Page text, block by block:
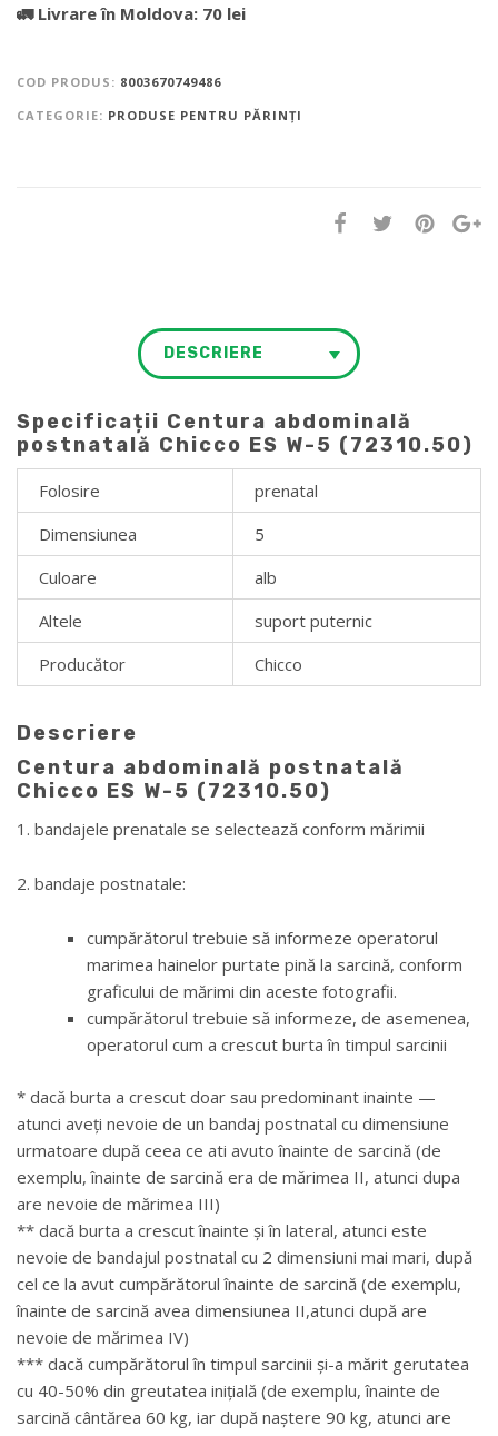
🚛 Livrare în Moldova: 70 lei
COD PRODUS: 8003670749486
CATEGORIE: PRODUSE PENTRU PĂRINȚI
DESCRIERE
Specificații Centura abdominală
postnatală Chicco ES W-5 (72310.50)
Folosire
prenatal
Dimensiunea
5
Culoare
alb
Altele
suport puternic
Producător
Chicco
Descriere
Centura abdominală postnatală
Chicco ES W-5 (72310.50)
1. bandajele prenatale se selectează conform mărimii
2. bandaje postnatale:
cumpărătorul trebuie să informeze operatorul
marimea hainelor purtate pină la sarcină, conform
graficului de mărimi din aceste fotografii.
cumpărătorul trebuie să informeze, de asemenea,
operatorul cum a crescut burta în timpul sarcinii
* dacă burta a crescut doar sau predominant inainte —
atunci aveți nevoie de un bandaj postnatal cu dimensiune
urmatoare după ceea ce ati avuto înainte de sarcină (de
exemplu, înainte de sarcină era de mărimea II, atunci dupa
are nevoie de mărimea III)
** dacă burta a crescut înainte și în lateral, atunci este
nevoie de bandajul postnatal cu 2 dimensiuni mai mari, după
cel ce la avut cumpărătorul înainte de sarcină (de exemplu,
înainte de sarcină avea dimensiunea II,atunci după are
nevoie de mărimea IV)
*** dacă cumpărătorul în timpul sarcinii și-a mărit gerutatea
cu 40-50% din greutatea inițială (de exemplu, înainte de
sarcină cântărea 60 kg, iar după naștere 90 kg, atunci are